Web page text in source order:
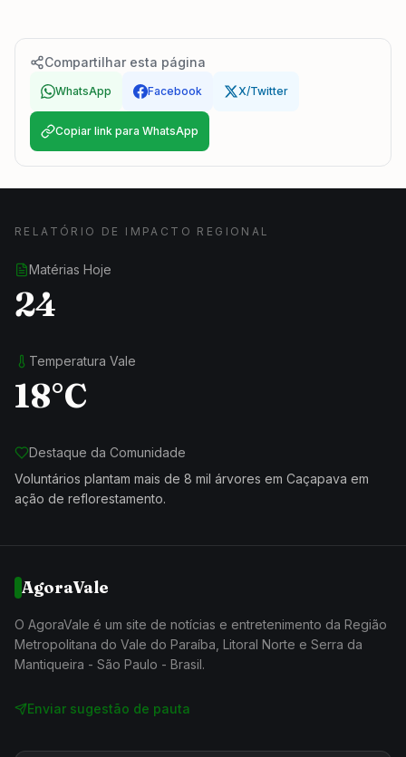
Compartilhar esta página
WhatsApp Facebook X/Twitter
Copiar link para WhatsApp
RELATÓRIO DE IMPACTO REGIONAL
Matérias Hoje
24
Temperatura Vale
18°C
Destaque da Comunidade
Voluntários plantam mais de 8 mil árvores em Caçapava em
ação de reflorestamento.
AgoraVale
O AgoraVale é um site de notícias e entretenimento da Região
Metropolitana do Vale do Paraíba, Litoral Norte e Serra da
Mantiqueira - São Paulo - Brasil.
Enviar sugestão de pauta